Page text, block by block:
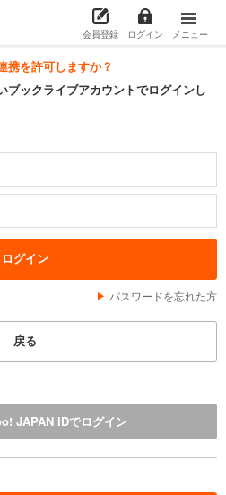
会員登録 ログイン メニュー
携を許可しますか？
ブックライブアカウントでログインし
パスワードを忘れた方
JAPAN IDでログイン